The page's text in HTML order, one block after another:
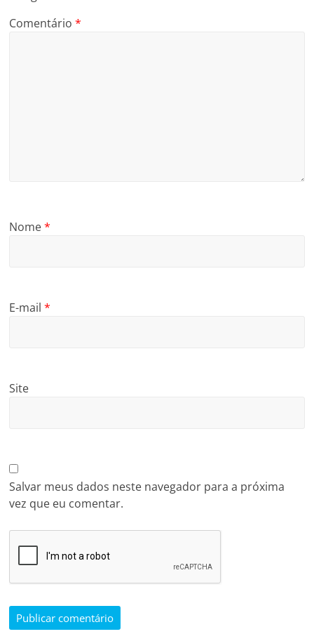
Comentário*
Nome*
E-mail*
Site
Salvar meus dados neste navegador para a próxima
vez que eu comentar.